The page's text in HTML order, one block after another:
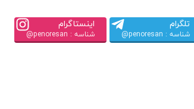
تلگرام
شناسه : penoresan@
اینستاگرام
شناسه : penoresan@